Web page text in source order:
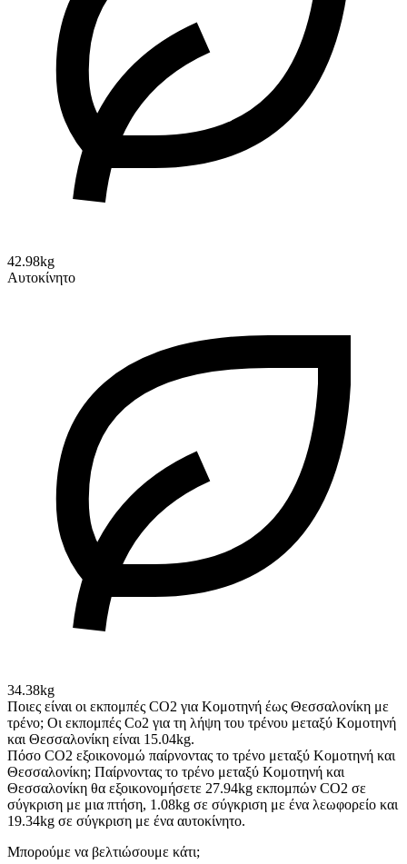
42.98kg
Αυτοκίνητο
34.38kg
Ποιες είναι οι εκπομπές CO2 για Κομοτηνή έως Θεσσαλονίκη με
τρένο; Οι εκπομπές Co2 για τη λήψη του τρένου μεταξύ Κομοτηνή
και Θεσσαλονίκη είναι 15.04kg.
Πόσο CO2 εξοικονομώ παίρνοντας το τρένο μεταξύ Κομοτηνή και
Θεσσαλονίκη; Παίρνοντας το τρένο μεταξύ Κομοτηνή και
Θεσσαλονίκη θα εξοικονομήσετε 27.94kg εκπομπών CO2 σε
σύγκριση με μια πτήση, 1.08kg σε σύγκριση με ένα λεωφορείο και
19.34kg σε σύγκριση με ένα αυτοκίνητο.
Μπορούμε να βελτιώσουμε κάτι;